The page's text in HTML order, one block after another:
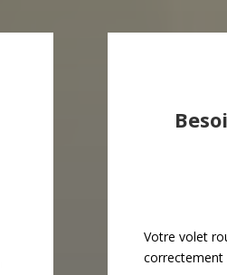
Votre volet
correctement